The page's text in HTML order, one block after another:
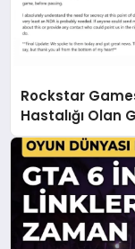
Rockstar
Hastalığı Olan
Erişim İzni